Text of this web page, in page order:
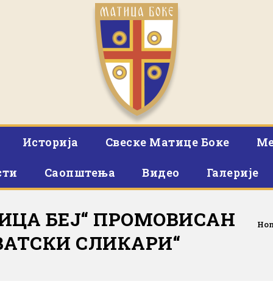
Историја Свеске Матице Боке
Саопштења Видео Галерије
БЕЈ“ ПРОМОВИСАН
СЛИКАРИ“